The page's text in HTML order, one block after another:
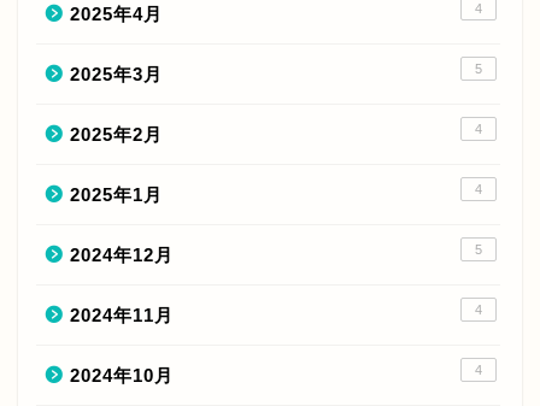
2025年4月 4
2025年3月 5
2025年2月 4
2025年1月 4
2024年12月 5
2024年11月 4
2024年10月 4